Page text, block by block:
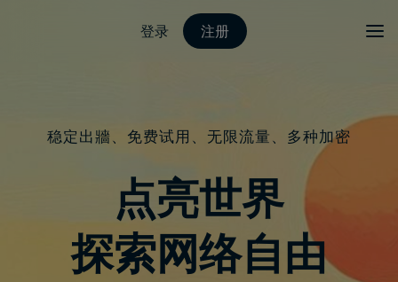
登录 注册
稳定出牆、免费试用、无限流量、多种加密
点亮世界
探索网络自由